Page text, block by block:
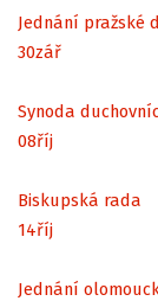
Jednání pražské
30zář
Synoda
08říj
Biskupská rada
14říj
Jednání